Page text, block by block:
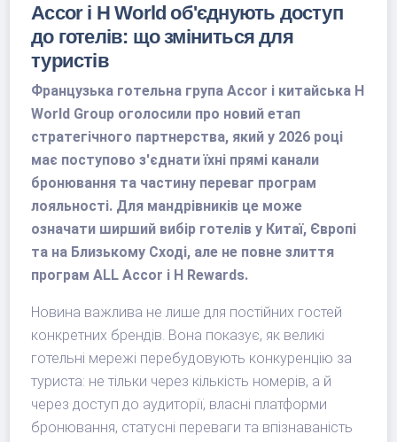
Accor і H World об'єднують доступ
до готелів: що зміниться для
туристів
Французька готельна група Accor і китайська H
World Group оголосили про новий етап
стратегічного партнерства, який у 2026 році
має поступово з'єднати їхні прямі канали
бронювання та частину переваг програм
лояльності. Для мандрівників це може
означати ширший вибір готелів у Китаї, Європі
та на Близькому Сході, але не повне злиття
програм ALL Accor і H Rewards.
Новина важлива не лише для постійних гостей
конкретних брендів. Вона показує, як великі
готельні мережі перебудовують конкуренцію за
туриста: не тільки через кількість номерів, а й
через доступ до аудиторії, власні платформи
бронювання, статусні переваги та впізнаваність